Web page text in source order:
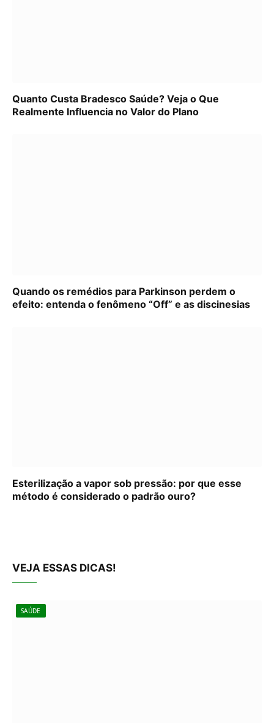
Quanto Custa Bradesco Saúde? Veja o Que
Realmente Influencia no Valor do Plano
Quando os remédios para Parkinson perdem o
efeito: entenda o fenômeno “Off” e as discinesias
Esterilização a vapor sob pressão: por que esse
método é considerado o padrão ouro?
VEJA ESSAS DICAS!
SAÚDE